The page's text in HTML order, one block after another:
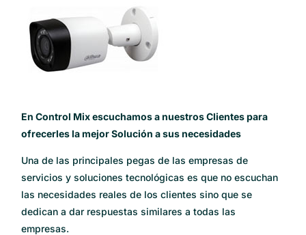
En Control Mix escuchamos a nuestros Clientes para
ofrecerles la mejor Solución a sus necesidades
Una de las principales pegas de las empresas de
servicios y soluciones tecnológicas es que no escuchan
las necesidades reales de los clientes sino que se
dedican a dar respuestas similares a todas las
empresas.